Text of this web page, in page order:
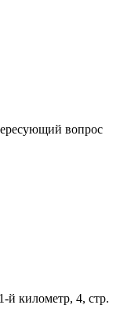
вопрос
километр, 4, стр.